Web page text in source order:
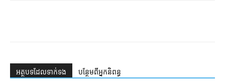
អត្ថបទ​ដែល​ទាក់ទង បន្ថែម​ពី​អ្នកនិពន្ធ